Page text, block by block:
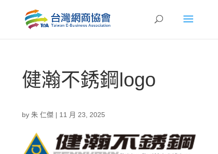
健瀚不銹鋼logo
by 朱 仁傑| 11 月 23, 2025